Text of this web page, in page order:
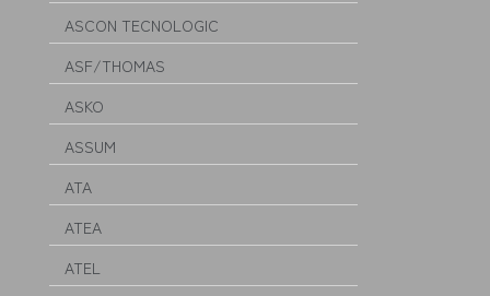
ASCON TECNOLOGIC
ASF/THOMAS
ASKO
ASSUM
ATA
ATEA
ATEL